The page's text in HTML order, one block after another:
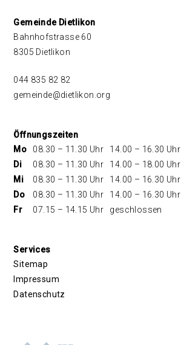
Footer
Gemeinde Dietlikon
Bahnhofstrasse 60
8305 Dietlikon
044 835 82 82
gemeinde@dietlikon.org
Öffnungszeiten
Mo
08.30 – 11.30 Uhr
14.00 – 16.30 Uhr
Di
08.30 – 11.30 Uhr
14.00 – 18.00 Uhr
Mi
08.30 – 11.30 Uhr
14.00 – 16.30 Uhr
Do
08.30 – 11.30 Uhr
14.00 – 16.30 Uhr
Fr
07.15 – 14.15 Uhr geschlossen
Services
Sitemap
Impressum
Datenschutz